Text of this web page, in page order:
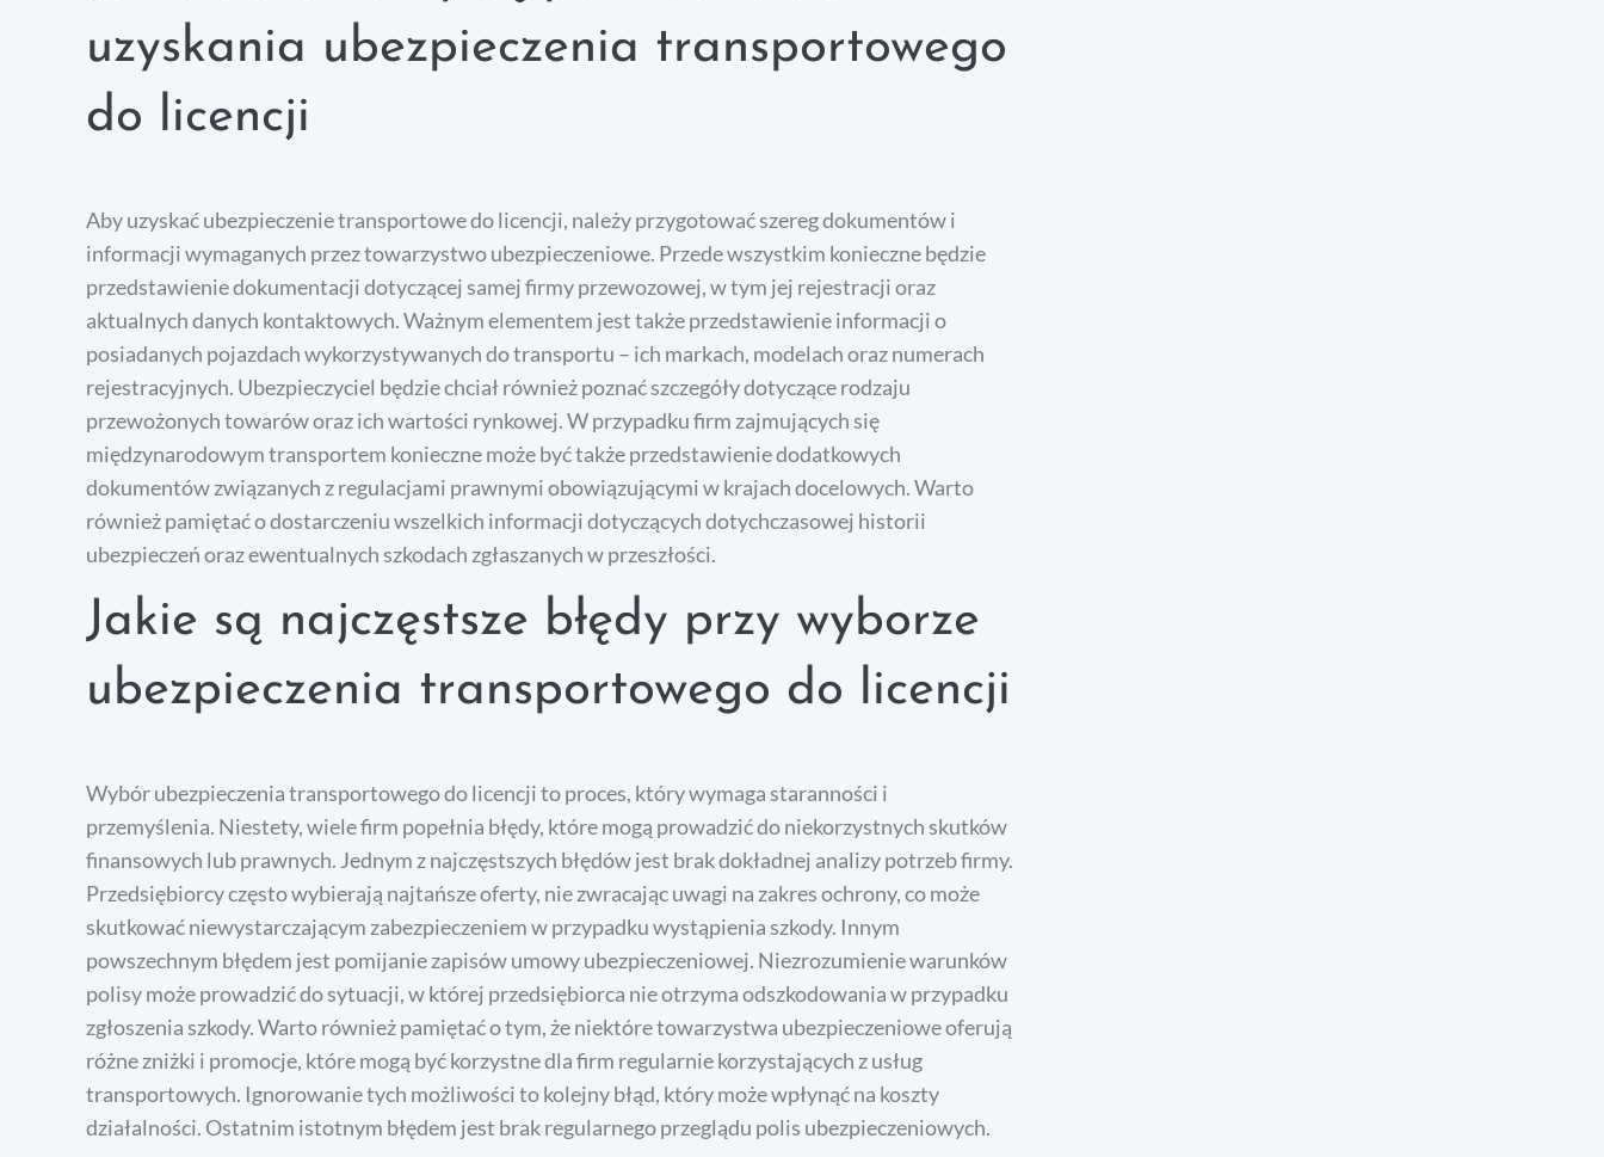
uzyskania ubezpieczenia transportowego
do licencji
Aby uzyskać ubezpieczenie transportowe do licencji, należy przygotować szereg dokumentów i
informacji wymaganych przez towarzystwo ubezpieczeniowe. Przede wszystkim konieczne będzie
przedstawienie dokumentacji dotyczącej samej firmy przewozowej, w tym jej rejestracji oraz
aktualnych danych kontaktowych. Ważnym elementem jest także przedstawienie informacji o
posiadanych pojazdach wykorzystywanych do transportu – ich markach, modelach oraz numerach
rejestracyjnych. Ubezpieczyciel będzie chciał również poznać szczegóły dotyczące rodzaju
przewożonych towarów oraz ich wartości rynkowej. W przypadku firm zajmujących się
międzynarodowym transportem konieczne może być także przedstawienie dodatkowych
dokumentów związanych z regulacjami prawnymi obowiązującymi w krajach docelowych. Warto
również pamiętać o dostarczeniu wszelkich informacji dotyczących dotychczasowej historii
ubezpieczeń oraz ewentualnych szkodach zgłaszanych w przeszłości.
Jakie są najczęstsze błędy przy wyborze
ubezpieczenia transportowego do licencji
Wybór ubezpieczenia transportowego do licencji to proces, który wymaga staranności i
przemyślenia. Niestety, wiele firm popełnia błędy, które mogą prowadzić do niekorzystnych skutków
finansowych lub prawnych. Jednym z najczęstszych błędów jest brak dokładnej analizy potrzeb firmy.
Przedsiębiorcy często wybierają najtańsze oferty, nie zwracając uwagi na zakres ochrony, co może
skutkować niewystarczającym zabezpieczeniem w przypadku wystąpienia szkody. Innym
powszechnym błędem jest pomijanie zapisów umowy ubezpieczeniowej. Niezrozumienie warunków
polisy może prowadzić do sytuacji, w której przedsiębiorca nie otrzyma odszkodowania w przypadku
zgłoszenia szkody. Warto również pamiętać o tym, że niektóre towarzystwa ubezpieczeniowe oferują
różne zniżki i promocje, które mogą być korzystne dla firm regularnie korzystających z usług
transportowych. Ignorowanie tych możliwości to kolejny błąd, który może wpłynąć na koszty
działalności. Ostatnim istotnym błędem jest brak regularnego przeglądu polis ubezpieczeniowych.